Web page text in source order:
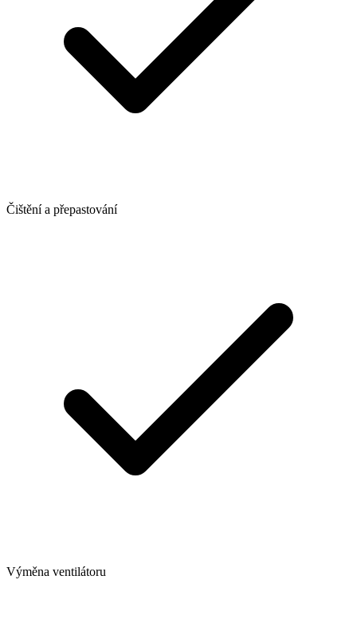
Čištění a přepastování
Výměna ventilátoru